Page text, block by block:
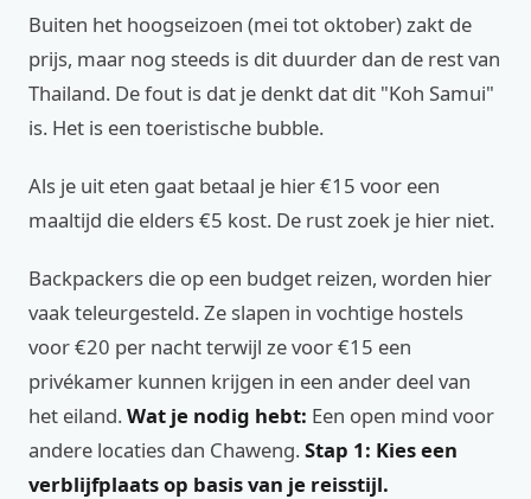
Buiten het hoogseizoen (mei tot oktober) zakt de
prijs, maar nog steeds is dit duurder dan de rest van
Thailand. De fout is dat je denkt dat dit "Koh Samui"
is. Het is een toeristische bubble.
Als je uit eten gaat betaal je hier €15 voor een
maaltijd die elders €5 kost. De rust zoek je hier niet.
Backpackers die op een budget reizen, worden hier
vaak teleurgesteld. Ze slapen in vochtige hostels
voor €20 per nacht terwijl ze voor €15 een
privékamer kunnen krijgen in een ander deel van
het eiland.Wat je nodig hebt: Een open mind voor
andere locaties dan Chaweng.Stap 1: Kies een
verblijfplaats op basis van je reisstijl.